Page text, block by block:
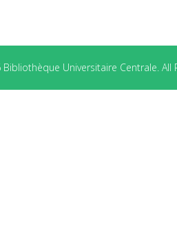
Universitaire Centrale. All